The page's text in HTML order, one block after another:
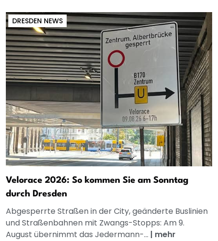
DRESDEN NEWS
Velorace 2026: So kommen Sie am Sonntag
durch Dresden
Abgesperrte Straßen in der City, geänderte Buslinien
und Straßenbahnen mit Zwangs-Stopps: Am 9.
August übernimmt das Jedermann-... | mehr